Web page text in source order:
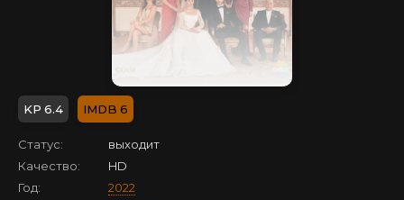
6.4 6
Статус:
выходит
Качество:
HD
Год:
2022